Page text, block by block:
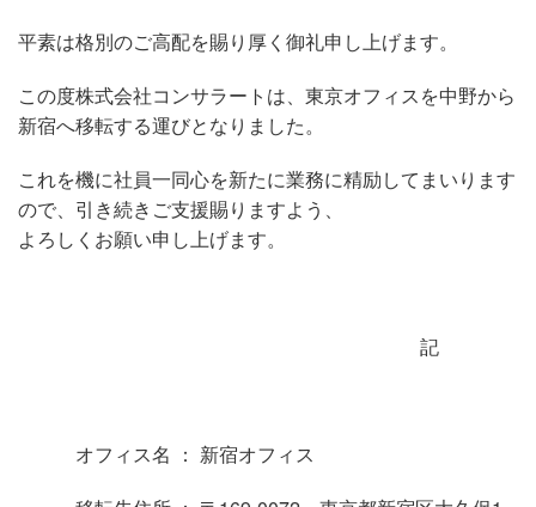
平素は格別のご高配を賜り厚く御礼申し上げます。
この度株式会社コンサラートは、東京オフィスを中野から
新宿へ移転する運びとなりました。
これを機に社員一同心を新たに業務に精励してまいります
ので、引き続きご支援賜りますよう、
よろしくお願い申し上げます。
記
オフィス名 ： 新宿オフィス
会社案内
新着情報
お問い合わせ
サイトマップ
プライバシーポリシー